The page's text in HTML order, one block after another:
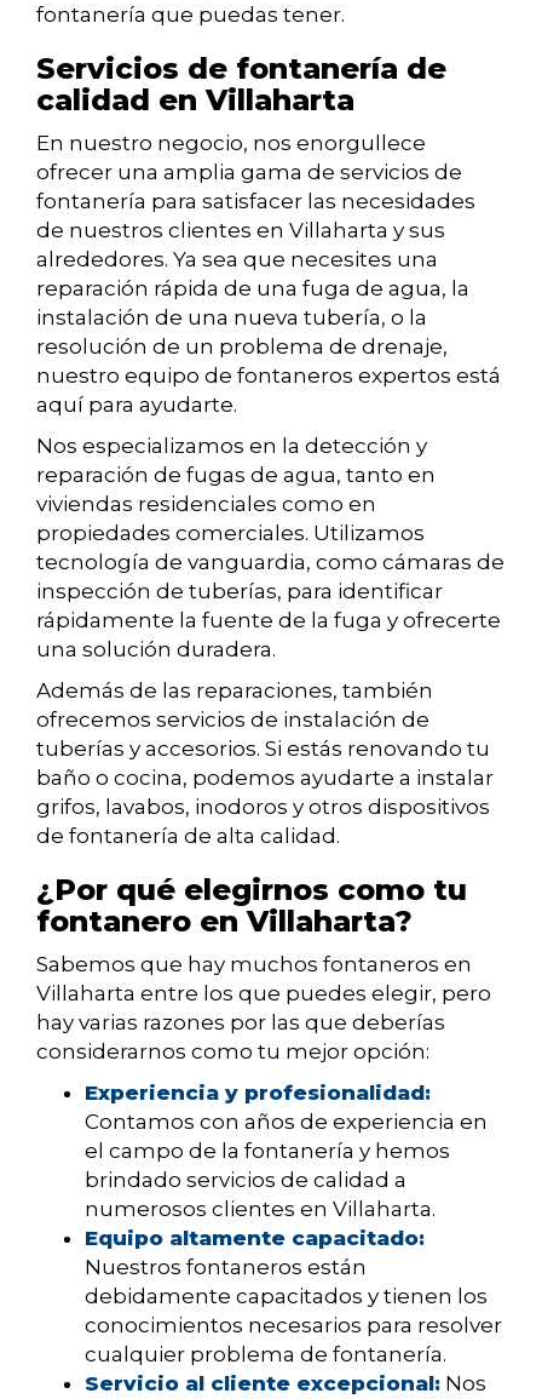
fontanería que puedas tener.
Servicios de fontanería de
calidad en Villaharta
En nuestro negocio, nos enorgullece
ofrecer una amplia gama de servicios de
fontanería para satisfacer las necesidades
de nuestros clientes en Villaharta y sus
alrededores. Ya sea que necesites una
reparación rápida de una fuga de agua, la
instalación de una nueva tubería, o la
resolución de un problema de drenaje,
nuestro equipo de fontaneros expertos está
aquí para ayudarte.
Nos especializamos en la detección y
reparación de fugas de agua, tanto en
viviendas residenciales como en
propiedades comerciales. Utilizamos
tecnología de vanguardia, como cámaras de
inspección de tuberías, para identificar
rápidamente la fuente de la fuga y ofrecerte
una solución duradera.
Además de las reparaciones, también
ofrecemos servicios de instalación de
tuberías y accesorios. Si estás renovando tu
baño o cocina, podemos ayudarte a instalar
grifos, lavabos, inodoros y otros dispositivos
de fontanería de alta calidad.
¿Por qué elegirnos como tu
fontanero en Villaharta?
Sabemos que hay muchos fontaneros en
Villaharta entre los que puedes elegir, pero
hay varias razones por las que deberías
considerarnos como tu mejor opción:
Experiencia y profesionalidad:
Contamos con años de experiencia en
el campo de la fontanería y hemos
brindado servicios de calidad a
numerosos clientes en Villaharta.
Equipo altamente capacitado:
Nuestros fontaneros están
debidamente capacitados y tienen los
conocimientos necesarios para resolver
cualquier problema de fontanería.
Servicio al cliente excepcional: Nos